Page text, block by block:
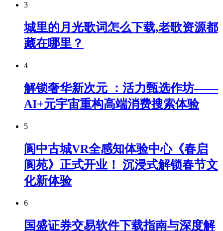
3
城里的月光歌词怎么下载,老歌资源都
藏在哪里？
4
解锁奢华新次元 ：活力甄选作坊——
AI+元宇宙重构高端消费搜索体验
5
阆中古城VR全感知体验中心《春启
阆苑》正式开业！ 沉浸式解锁春节文
化新体验
6
国盛证券交易软件下载指南与深度解